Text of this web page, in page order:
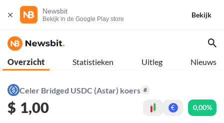
Newsbit
Bekijk in de Google Play store
Bekijk
Overzicht Statistieken Uitleg Nieuws
Celer Bridged USDC (Astar) koers #
$ 1,00 € 0,00%